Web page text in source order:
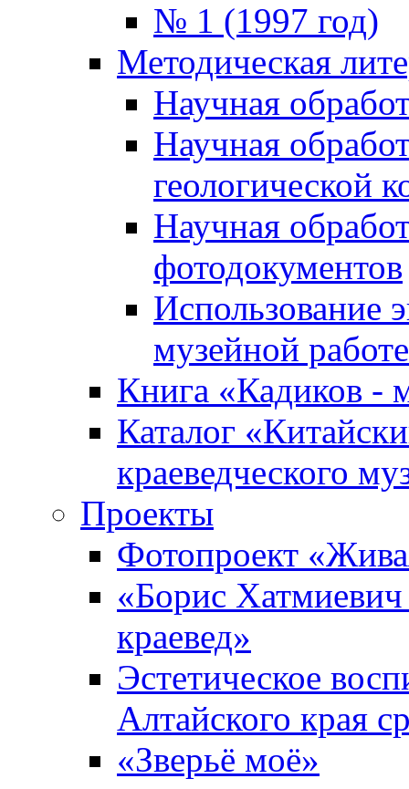
№ 1 (1997 год)
Методическая
Научная
Научная
геологической
Научная
фотодокументов
Использование
музейной работе
Книга «Кадиков -
Каталог
краеведческого
Проекты
Фотопроект
«Борис Хатмиевич
краевед»
Эстетическое
Алтайского края
«Зверьё моё»